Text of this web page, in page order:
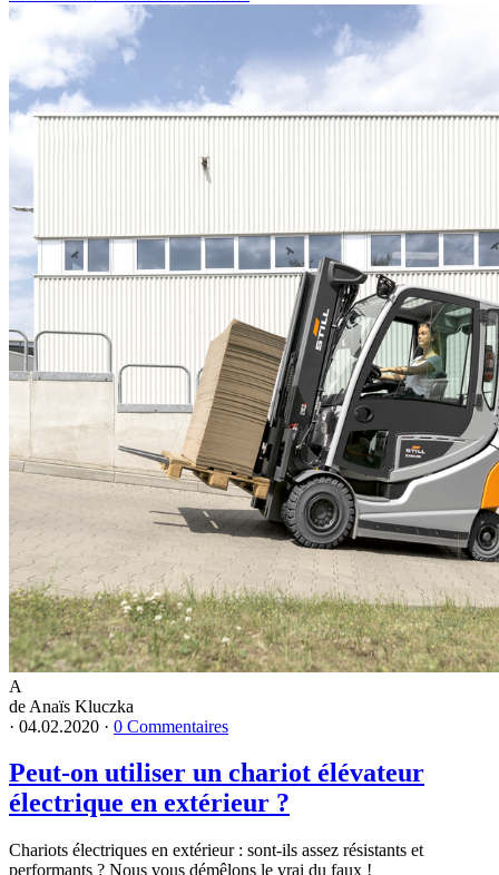
A
de Anaïs Kluczka
· 04.02.2020 · 0 Commentaires
Peut-on utiliser un chariot élévateur
électrique en extérieur ?
Chariots électriques en extérieur : sont-ils assez résistants et
performants ? Nous vous démêlons le vrai du faux !